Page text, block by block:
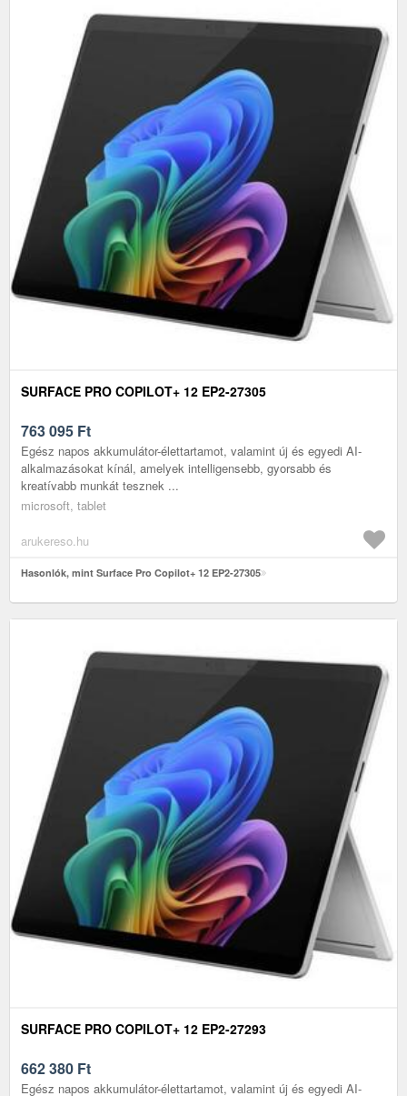
SURFACE PRO COPILOT+ 12 EP2-27305
763 095 Ft
Egész napos akkumulátor-élettartamot, valamint új és egyedi AI-
alkalmazásokat kínál, amelyek intelligensebb, gyorsabb és
kreatívabb munkát tesznek ...
microsoft, tablet
arukereso.hu
Hasonlók, mint Surface Pro Copilot+ 12 EP2-27305
SURFACE PRO COPILOT+ 12 EP2-27293
662 380 Ft
Egész napos akkumulátor-élettartamot, valamint új és egyedi AI-